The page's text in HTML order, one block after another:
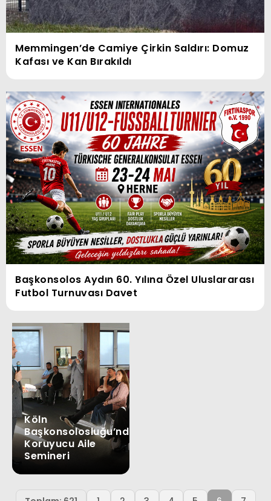
Memmingen’de Camiye Çirkin Saldırı: Domuz
Kafası ve Kan Bırakıldı
Başkonsolos Aydın 60. Yılına Özel Uluslararası
Futbol Turnuvası Davet
Köln
Başkonsolosluğu’nda
Koruyucu Aile
Semineri